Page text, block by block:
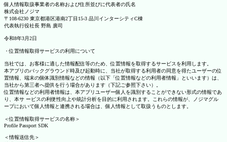
個人情報取扱事業者の名称および住所並びに代表者の氏名
株式会社ノジマ
〒108-6230 東京都港区港南2丁目15-3 品川インターシティC棟
代表執行役社長 野島 廣司
令和8年3月2日
・位置情報取得サービスの利用について
当社では、お客様に適した情報配信等のため、位置情報を取得するサービスを利用します。
本アプリのバックグラウンド時及び起動時に、当社が取得する利用者の同意を得たユーザーの位
置情報、端末の個体識別情報などの情報（以下「位置情報などの利用者情報」といいます）は、
当社から第三者へ提供を行う場合があります（下記ご参照下さい）。
位置情報などの利用者情報は、本アプリユーザー個人を識別することができない形式の情報であ
り、本サ ービスの利便性向上や統計分析を目的に利用されます。これらの情報が、ノジマグル
ープにおいて個人情報と連携される場合は、個人情報として取扱うものとします。
＜位置情報取得サービスの名称＞
Profile Passport SDK
＜情報送信先＞